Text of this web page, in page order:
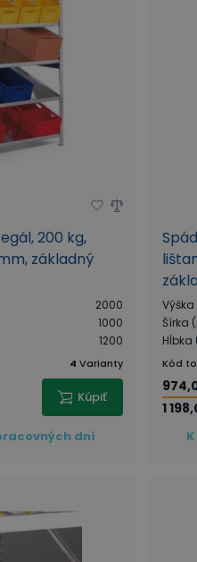
200 kg,
základný
2000
1000
1200
4 Varianty
Kúpiť
dní
Šírka
Kód
1